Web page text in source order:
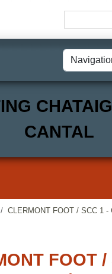
CANTAL
CLERMONT FOOT / SCC 1 -
FOOT /